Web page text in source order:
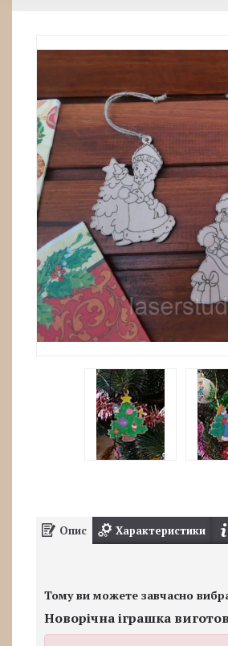
Опис Характеристики
Тому ви можете завчасно
Новорічна іграшка